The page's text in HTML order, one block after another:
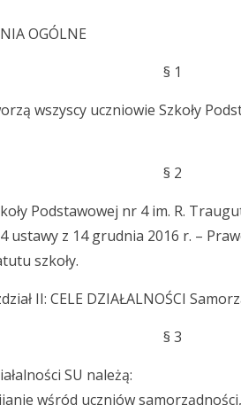
OGÓLNE
§ 1
wszyscy uczniowie Szkoły
§ 2
Podstawowej nr 4 im. R.
ustawy z 14 grudnia 2016 r. –
szkoły.
II: CELE DZIAŁALNOŚCI
§ 3
SU należą:
wśród uczniów